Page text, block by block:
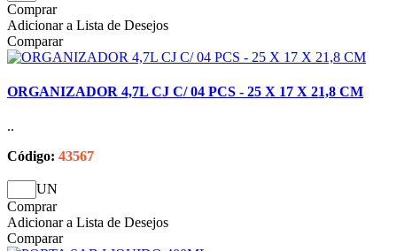
Comprar
Adicionar a Lista de Desejos
Comparar
ORGANIZADOR 4,7L CJ C/ 04 PCS - 25 X 17 X 21,8 CM
..
Código: 43567
UN
Comprar
Adicionar a Lista de Desejos
Comparar